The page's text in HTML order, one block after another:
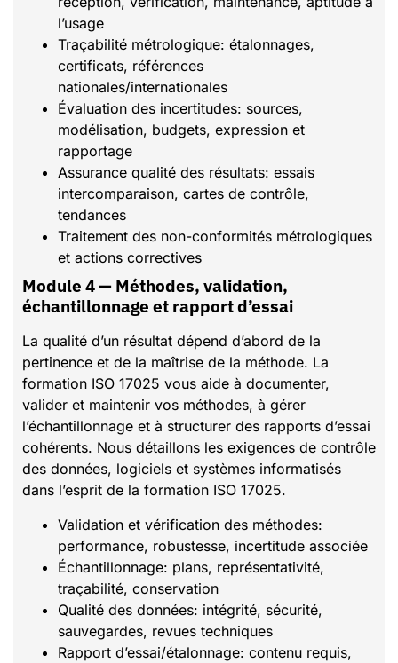
l’usage
Traçabilité métrologique: étalonnages,
certificats, références
nationales/internationales
Évaluation des incertitudes: sources,
modélisation, budgets, expression et
rapportage
Assurance qualité des résultats: essais
intercomparaison, cartes de contrôle,
tendances
Traitement des non-conformités métrologiques
et actions correctives
Module 4 — Méthodes, validation,
échantillonnage et rapport d’essai
La qualité d’un résultat dépend d’abord de la
pertinence et de la maîtrise de la méthode. La
formation ISO 17025 vous aide à documenter,
valider et maintenir vos méthodes, à gérer
l’échantillonnage et à structurer des rapports d’essai
cohérents. Nous détaillons les exigences de contrôle
des données, logiciels et systèmes informatisés
dans l’esprit de la formation ISO 17025.
Validation et vérification des méthodes:
performance, robustesse, incertitude associée
Échantillonnage: plans, représentativité,
traçabilité, conservation
Qualité des données: intégrité, sécurité,
sauvegardes, revues techniques
Rapport d’essai/étalonnage: contenu requis,